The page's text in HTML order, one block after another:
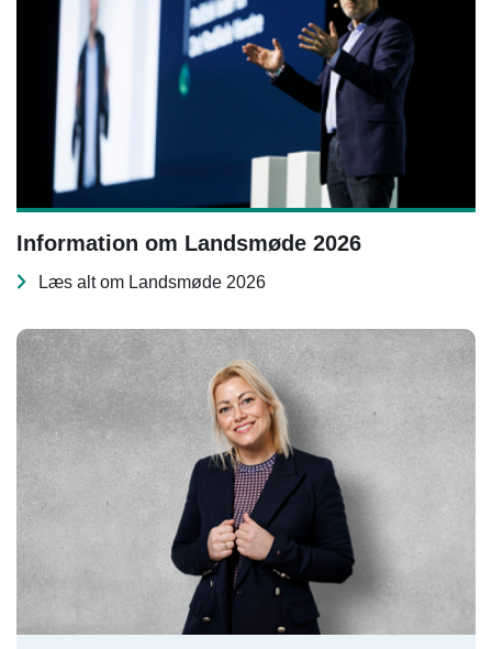
Information om Landsmøde 2026
Læs alt om Landsmøde 2026